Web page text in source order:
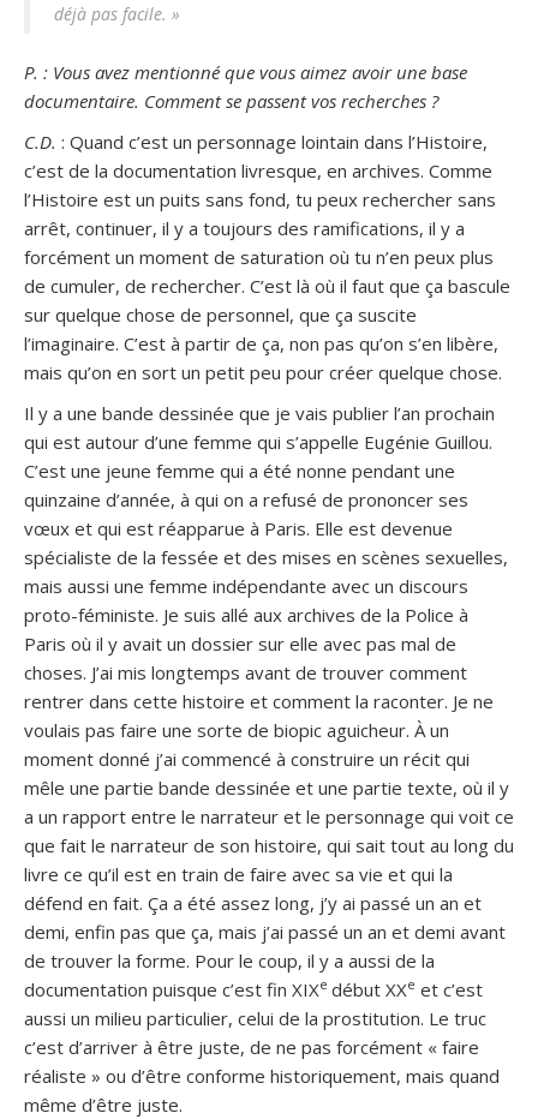
déjà pas facile. »
P. : Vous avez mentionné que vous aimez avoir une base
documentaire. Comment se passent vos recherches ?
C.D. : Quand c’est un personnage lointain dans l’Histoire,
c’est de la documentation livresque, en archives. Comme
l’Histoire est un puits sans fond, tu peux rechercher sans
arrêt, continuer, il y a toujours des ramifications, il y a
forcément un moment de saturation où tu n’en peux plus
de cumuler, de rechercher. C’est là où il faut que ça bascule
sur quelque chose de personnel, que ça suscite
l’imaginaire. C’est à partir de ça, non pas qu’on s’en libère,
mais qu’on en sort un petit peu pour créer quelque chose.
Il y a une bande dessinée que je vais publier l’an prochain
qui est autour d’une femme qui s’appelle Eugénie Guillou.
C’est une jeune femme qui a été nonne pendant une
quinzaine d’année, à qui on a refusé de prononcer ses
vœux et qui est réapparue à Paris. Elle est devenue
spécialiste de la fessée et des mises en scènes sexuelles,
mais aussi une femme indépendante avec un discours
proto-féministe. Je suis allé aux archives de la Police à
Paris où il y avait un dossier sur elle avec pas mal de
choses. J’ai mis longtemps avant de trouver comment
rentrer dans cette histoire et comment la raconter. Je ne
voulais pas faire une sorte de biopic aguicheur. À un
moment donné j’ai commencé à construire un récit qui
mêle une partie bande dessinée et une partie texte, où il y
a un rapport entre le narrateur et le personnage qui voit ce
que fait le narrateur de son histoire, qui sait tout au long du
livre ce qu’il est en train de faire avec sa vie et qui la
défend en fait. Ça a été assez long, j’y ai passé un an et
demi, enfin pas que ça, mais j’ai passé un an et demi avant
de trouver la forme. Pour le coup, il y a aussi de la
documentation puisque c’est fin XIXe début XXe et c’est
aussi un milieu particulier, celui de la prostitution. Le truc
c’est d’arriver à être juste, de ne pas forcément « faire
réaliste » ou d’être conforme historiquement, mais quand
même d’être juste.